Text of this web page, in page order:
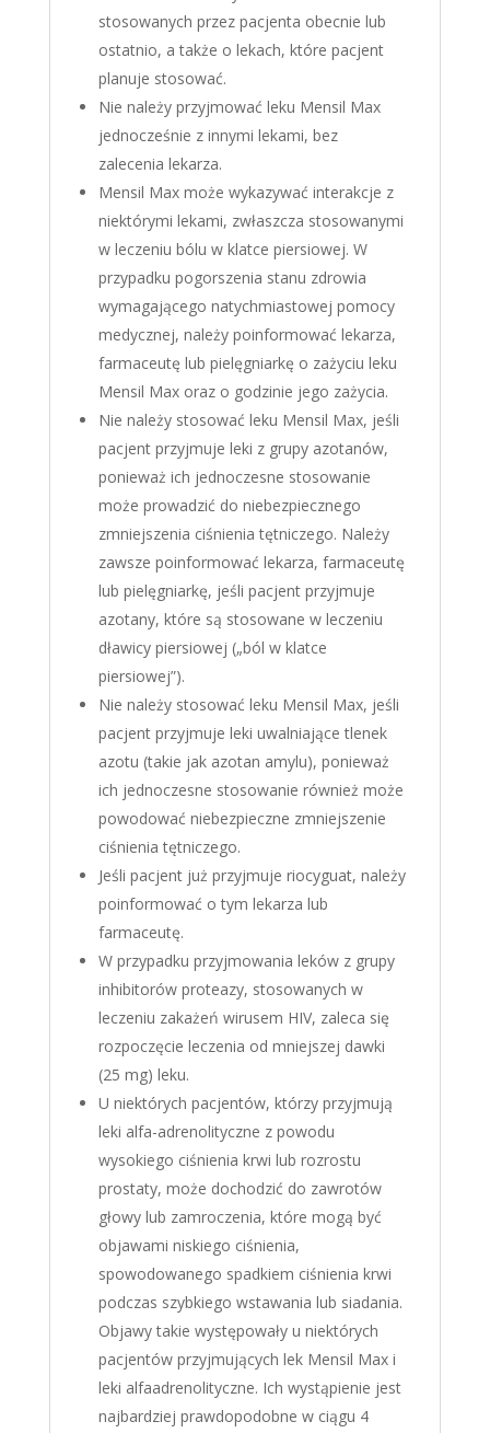
stosowanych przez pacjenta obecnie lub
ostatnio, a także o lekach, które pacjent
planuje stosować.
Nie należy przyjmować leku Mensil Max
jednocześnie z innymi lekami, bez
zalecenia lekarza.
Mensil Max może wykazywać interakcje z
niektórymi lekami, zwłaszcza stosowanymi
w leczeniu bólu w klatce piersiowej. W
przypadku pogorszenia stanu zdrowia
wymagającego natychmiastowej pomocy
medycznej, należy poinformować lekarza,
farmaceutę lub pielęgniarkę o zażyciu leku
Mensil Max oraz o godzinie jego zażycia.
Nie należy stosować leku Mensil Max, jeśli
pacjent przyjmuje leki z grupy azotanów,
ponieważ ich jednoczesne stosowanie
może prowadzić do niebezpiecznego
zmniejszenia ciśnienia tętniczego. Należy
zawsze poinformować lekarza, farmaceutę
lub pielęgniarkę, jeśli pacjent przyjmuje
azotany, które są stosowane w leczeniu
dławicy piersiowej („ból w klatce
piersiowej”).
Nie należy stosować leku Mensil Max, jeśli
pacjent przyjmuje leki uwalniające tlenek
azotu (takie jak azotan amylu), ponieważ
ich jednoczesne stosowanie również może
powodować niebezpieczne zmniejszenie
ciśnienia tętniczego.
Jeśli pacjent już przyjmuje riocyguat, należy
poinformować o tym lekarza lub
farmaceutę.
W przypadku przyjmowania leków z grupy
inhibitorów proteazy, stosowanych w
leczeniu zakażeń wirusem HIV, zaleca się
rozpoczęcie leczenia od mniejszej dawki
(25 mg) leku.
U niektórych pacjentów, którzy przyjmują
leki alfa-adrenolityczne z powodu
wysokiego ciśnienia krwi lub rozrostu
prostaty, może dochodzić do zawrotów
głowy lub zamroczenia, które mogą być
objawami niskiego ciśnienia,
spowodowanego spadkiem ciśnienia krwi
podczas szybkiego wstawania lub siadania.
Objawy takie występowały u niektórych
pacjentów przyjmujących lek Mensil Max i
leki alfaadrenolityczne. Ich wystąpienie jest
najbardziej prawdopodobne w ciągu 4